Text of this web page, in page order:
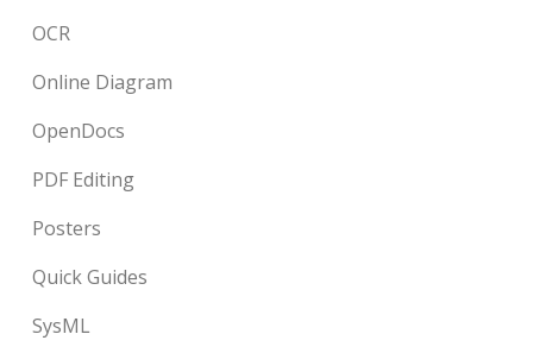
OCR
Online Diagram
OpenDocs
PDF Editing
Posters
Quick Guides
SysML